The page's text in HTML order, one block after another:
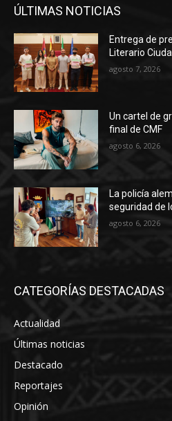
ÚLTIMAS NOTICIAS
Entrega de
Literario
agosto 7, 2026
Un cartel de
final de CMF
agosto 6, 2026
La policía
seguridad de
agosto 6, 2026
CATEGORÍAS DESTACADAS
Actualidad
Últimas noticias
Destacado
Reportajes
Opinión